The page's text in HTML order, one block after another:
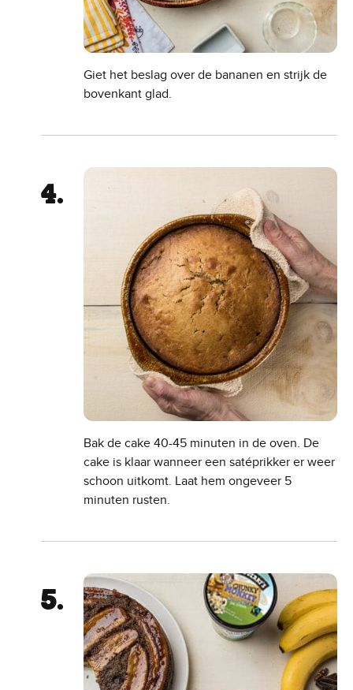
Giet het beslag over de bananen en strijk de
bovenkant glad.
Bak de cake 40-45 minuten in de oven. De
cake is klaar wanneer een satéprikker er weer
schoon uitkomt. Laat hem ongeveer 5
minuten rusten.